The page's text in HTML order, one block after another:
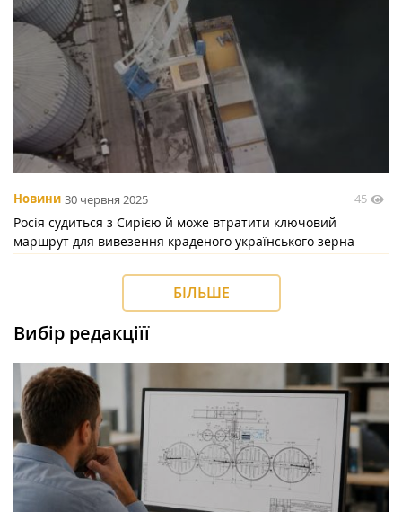
Новини 30 червня 2025 45
Росія судиться з Сирією й може втратити ключовий
маршрут для вивезення краденого українського зерна
БІЛЬШЕ
Вибір редакціїї